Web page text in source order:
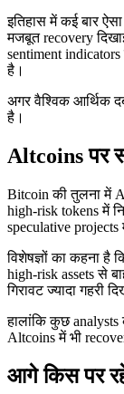
इतिहास में कई बार
मजबूत recovery
sentiment
है।
अगर वैश्विक आर्थिक
है।
Altcoins पर
Bitcoin की तुलना में
high-risk tokens में
speculative
विशेषज्ञों का कहना है
high-risk assets से
गिरावट ज्यादा गहरी
हालांकि कुछ analysts
Altcoins में भी
आगे किस पर